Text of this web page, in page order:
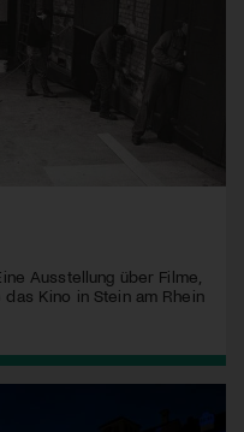
Ausstellung über Filme,
Kino in Stein am Rhein